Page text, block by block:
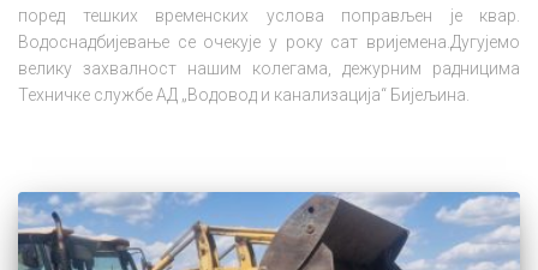
поред тешких временских услова поправљен је квар.
Водоснадбијевање се очекује у року сат вријемена.Дугујемо
велику захвалност нашим колегама, дежурним радницима
Техничке службе АД „Водовод и канализација“ Бијељина.